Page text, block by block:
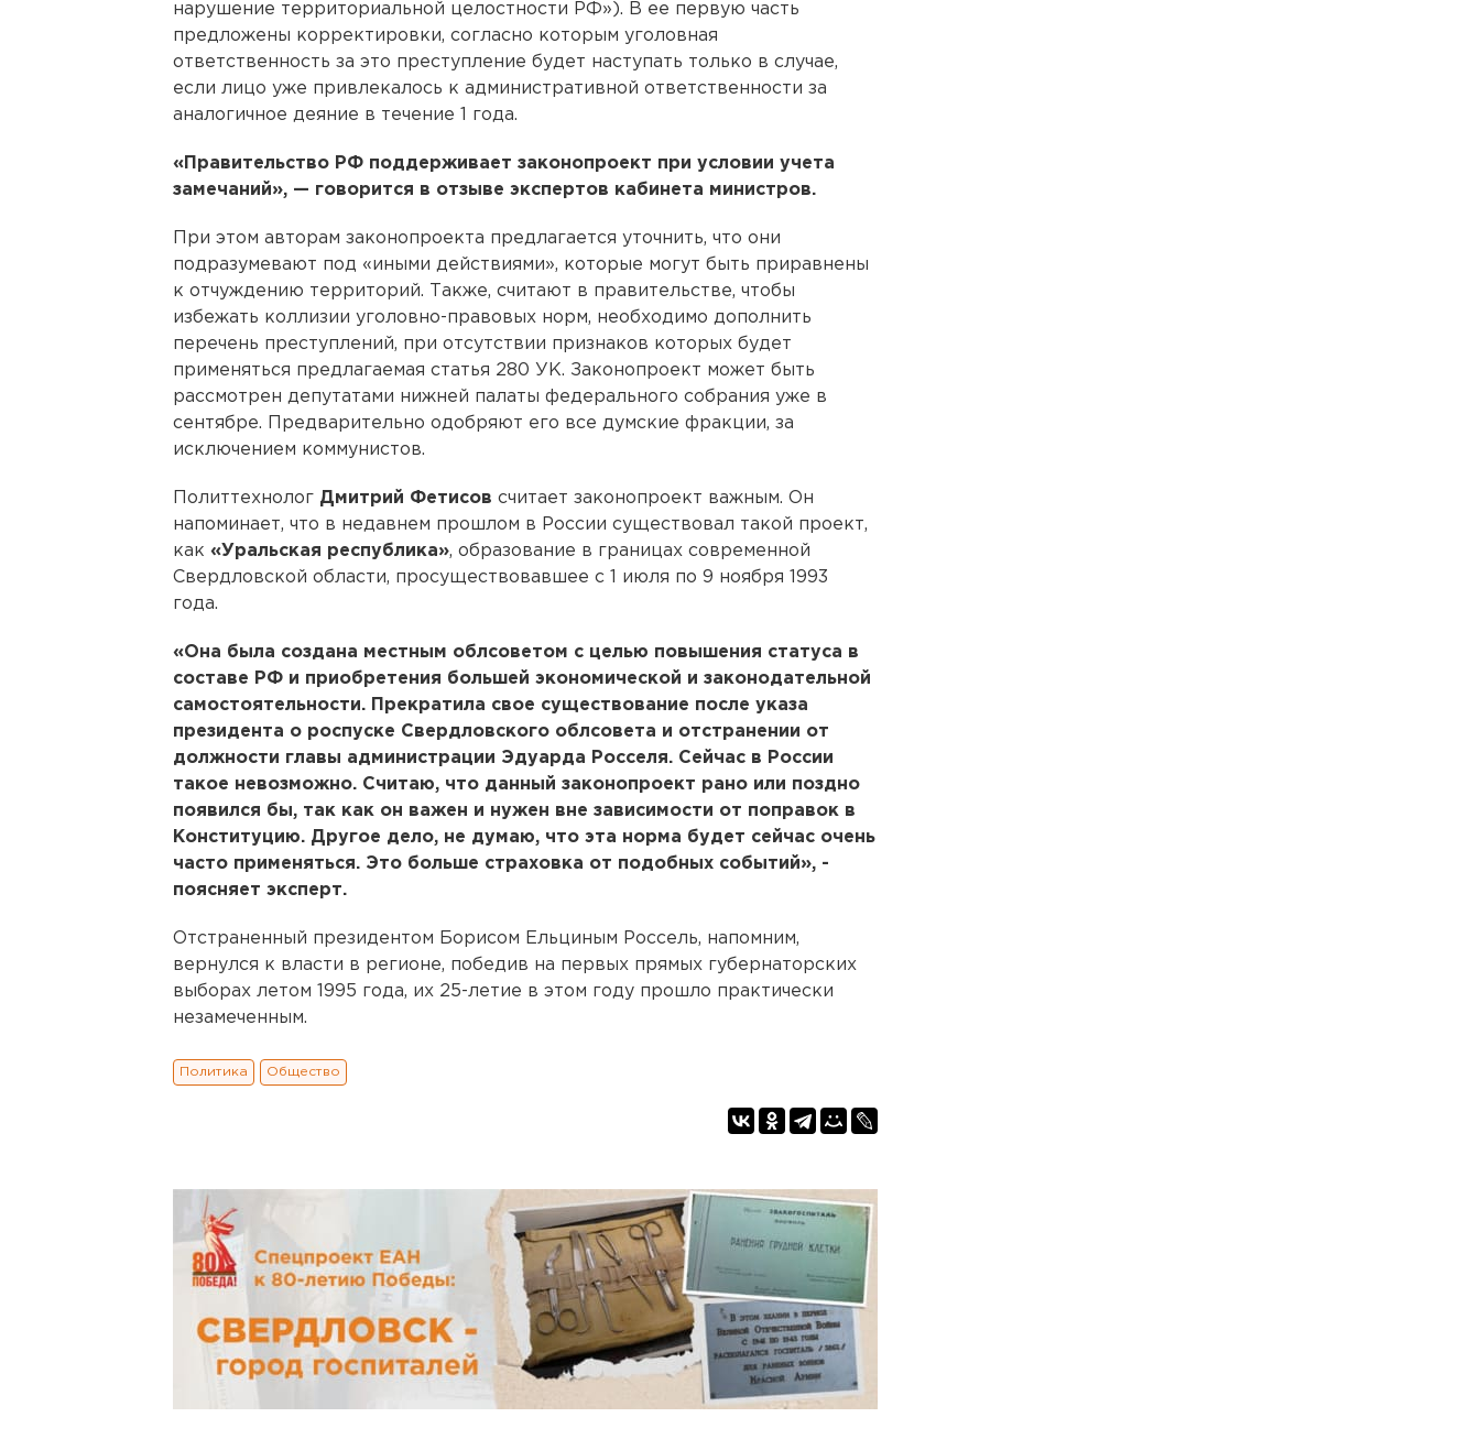
нарушение территориальной целостности РФ»). В ее первую часть
предложены корректировки, согласно которым уголовная
ответственность за это преступление будет наступать только в случае,
если лицо уже привлекалось к административной ответственности за
аналогичное деяние в течение 1 года.
«Правительство РФ поддерживает законопроект при условии учета
замечаний», — говорится в отзыве экспертов кабинета министров.
При этом авторам законопроекта предлагается уточнить, что они
подразумевают под «иными действиями», которые могут быть приравнены
к отчуждению территорий. Также, считают в правительстве, чтобы
избежать коллизии уголовно-правовых норм, необходимо дополнить
перечень преступлений, при отсутствии признаков которых будет
применяться предлагаемая статья 280 УК. Законопроект может быть
рассмотрен депутатами нижней палаты федерального собрания уже в
сентябре. Предварительно одобряют его все думские фракции, за
исключением коммунистов.
Политтехнолог Дмитрий Фетисов считает законопроект важным. Он
напоминает, что в недавнем прошлом в России существовал такой проект,
как «Уральская республика», образование в границах современной
Свердловской области, просуществовавшее с 1 июля по 9 ноября 1993
года.
«Она была создана местным облсоветом с целью повышения статуса в
составе РФ и приобретения большей экономической и законодательной
самостоятельности. Прекратила свое существование после указа
президента о роспуске Свердловского облсовета и отстранении от
должности главы администрации Эдуарда Росселя. Сейчас в России
такое невозможно. Считаю, что данный законопроект рано или поздно
появился бы, так как он важен и нужен вне зависимости от поправок в
Конституцию. Другое дело, не думаю, что эта норма будет сейчас очень
часто применяться. Это больше страховка от подобных событий», -
поясняет эксперт.
Отстраненный президентом Борисом Ельциным Россель, напомним,
вернулся к власти в регионе, победив на первых прямых губернаторских
выборах летом 1995 года, их 25-летие в этом году прошло практически
незамеченным.
Политика Общество